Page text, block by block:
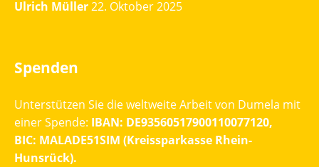
Ulrich Müller22. Oktober 2025
Spenden
Unterstützen Sie die weltweite Arbeit von Dumela mit
einer Spende: IBAN: DE93560517900110077120,
BIC: MALADE51SIM (Kreissparkasse Rhein-
Hunsrück).